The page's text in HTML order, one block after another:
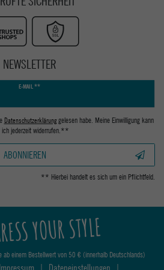
NEWSLETTER
E-MAIL **
Daten­schutz­erklärunggelesen habe. Meine Einwilligung kann
ich jederzeit widerrufen.**
ABONNIEREN
** Hierbei handelt es sich um ein Pflichtfeld.
YOUR STYLE
ab einem Bestellwert von 50 € (innerhalb Deutschlands)
Impressum | Dateneinstellungen |